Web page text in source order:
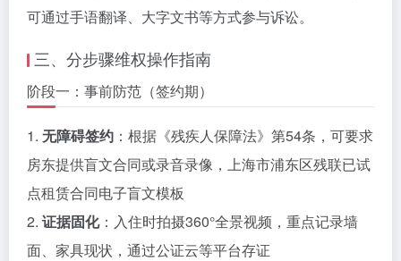
可通过手语翻译、大字文书等方式参与诉讼。
三、分步骤维权操作指南
阶段一：事前防范（签约期）
1. 无障碍签约 ：根据《残疾人保障法》第54条，可要求
房东提供盲文合同或录音录像，上海市浦东区残联已试
点租赁合同电子盲文模板
2. 证据固化：入住时拍摄360°全景视频，重点记录墙
面、家具现状，通过公证云等平台存证